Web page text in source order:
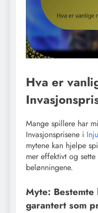
Hva er
Mange spillere har
Invasjonsprisene i
mytene kan hjelpe
mer effektivt og
belønningene.
Myte:
garantert som